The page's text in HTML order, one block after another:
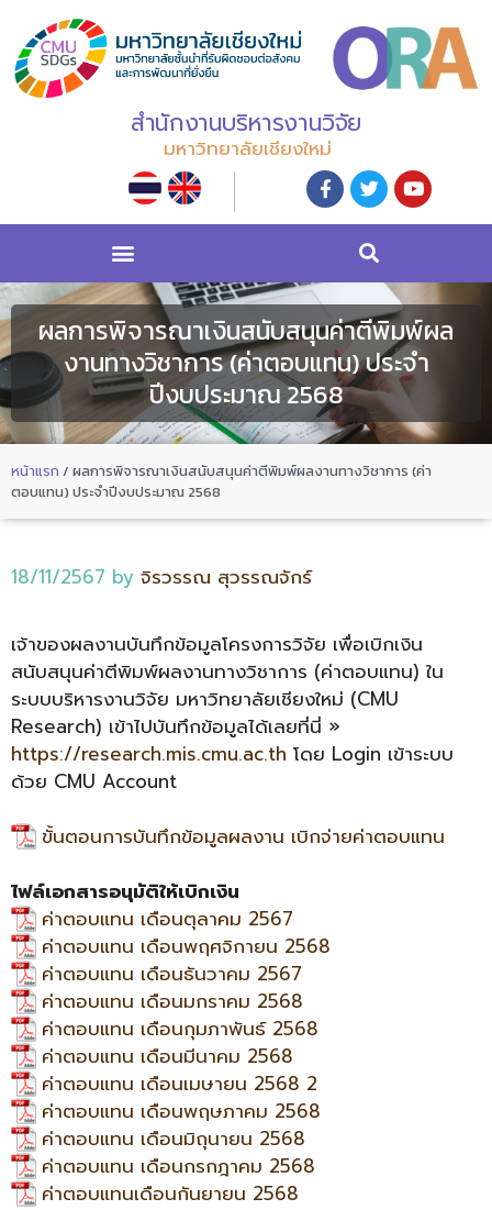
สำนักงานบริหารงานวิจัย
มหาวิทยาลัยเชียงใหม่
ผลการพิจารณาเงินสนับสนุนค่าตีพิมพ์ผล
งานทางวิชาการ (ค่าตอบแทน) ประจำ
ปีงบประมาณ 2568
หน้าแรก / ผลการพิจารณาเงินสนับสนุนค่าตีพิมพ์ผลงานทางวิชาการ (ค่า
ตอบแทน) ประจำปีงบประมาณ 2568
18/11/2567 by จิรวรรณ สุวรรณจักร์
เจ้าของผลงานบันทึกข้อมูลโครงการวิจัย เพื่อเบิกเงิน
สนับสนุนค่าตีพิมพ์ผลงานทางวิชาการ (ค่าตอบแทน) ใน
ระบบบริหารงานวิจัย มหาวิทยาลัยเชียงใหม่ (CMU
Research) เข้าไปบันทึกข้อมูลได้เลยที่นี่ »
https://research.mis.cmu.ac.th โดย Login เข้าระบบ
ด้วย CMU Account
ขั้นตอนการบันทึกข้อมูลผลงาน เบิกจ่ายค่าตอบแทน
ไฟล์เอกสารอนุมัติให้เบิกเงิน
ค่าตอบแทน เดือนตุลาคม 2567
ค่าตอบแทน เดือนพฤศจิกายน 2568
ค่าตอบแทน เดือนธันวาคม 2567
ค่าตอบแทน เดือนมกราคม 2568
ค่าตอบแทน เดือนกุมภาพันธ์ 2568
ค่าตอบแทน เดือนมีนาคม 2568
ค่าตอบแทน เดือนเมษายน 2568 2
ค่าตอบแทน เดือนพฤษภาคม 2568
ค่าตอบแทน เดือนมิถุนายน 2568
ค่าตอบแทน เดือนกรกฎาคม 2568
ค่าตอบแทนเดือนกันยายน 2568